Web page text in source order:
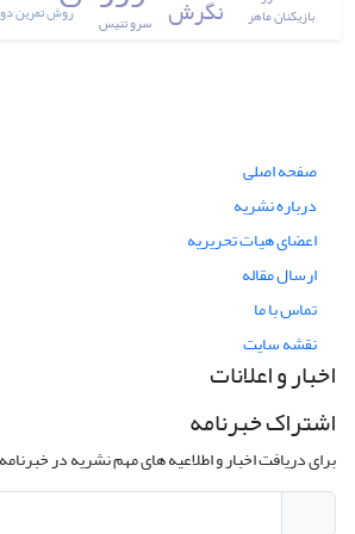
نگرش
روش تمرین بازیکنان ماهر سرو تنیس
صفحه اصلی
درباره نشریه
اعضای هیات تحریریه
ارسال مقاله
تماس با ما
نقشه سایت
اخبار و اعلانات
اشتراک خبرنامه
برای دریافت اخبار و اطلاعیه های مهم نشریه در